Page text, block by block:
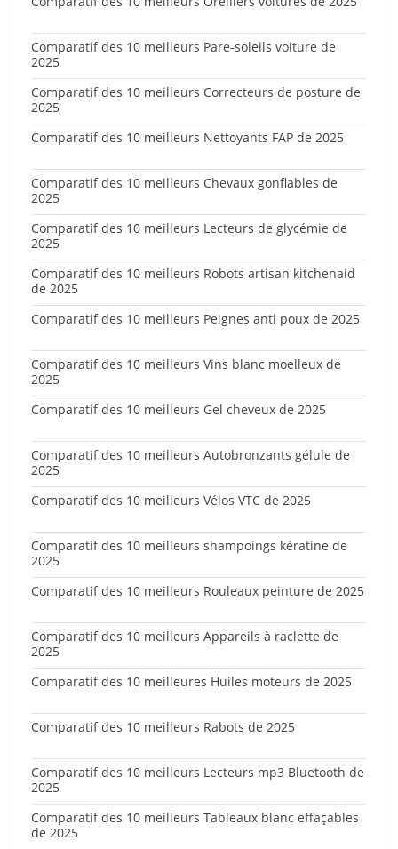
Comparatif des 10 meilleurs Pare-soleils voiture de
2025
Comparatif des 10 meilleurs Correcteurs de posture de
2025
Comparatif des 10 meilleurs Nettoyants FAP de 2025
Comparatif des 10 meilleurs Chevaux gonflables de
2025
Comparatif des 10 meilleurs Lecteurs de glycémie de
2025
Comparatif des 10 meilleurs Robots artisan kitchenaid
de 2025
Comparatif des 10 meilleurs Peignes anti poux de 2025
Comparatif des 10 meilleurs Vins blanc moelleux de
2025
Comparatif des 10 meilleurs Gel cheveux de 2025
Comparatif des 10 meilleurs Autobronzants gélule de
2025
Comparatif des 10 meilleurs Vélos VTC de 2025
Comparatif des 10 meilleurs shampoings kératine de
2025
Comparatif des 10 meilleurs Rouleaux peinture de 2025
Comparatif des 10 meilleurs Appareils à raclette de
2025
Comparatif des 10 meilleures Huiles moteurs de 2025
Comparatif des 10 meilleurs Rabots de 2025
Comparatif des 10 meilleurs Lecteurs mp3 Bluetooth de
2025
Comparatif des 10 meilleurs Tableaux blanc effaçables
de 2025